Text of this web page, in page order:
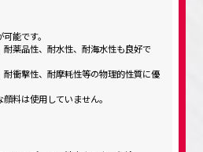
能です。
薬品性、耐水性、耐海水性も良好で
衝撃性、耐摩耗性等の物理的性質に優
料は使用していません。